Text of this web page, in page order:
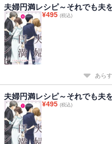
夫婦円満レシピ～それでも夫
¥495 (税込)
あら
夫婦円満レシピ～それでも夫
¥495 (税込)